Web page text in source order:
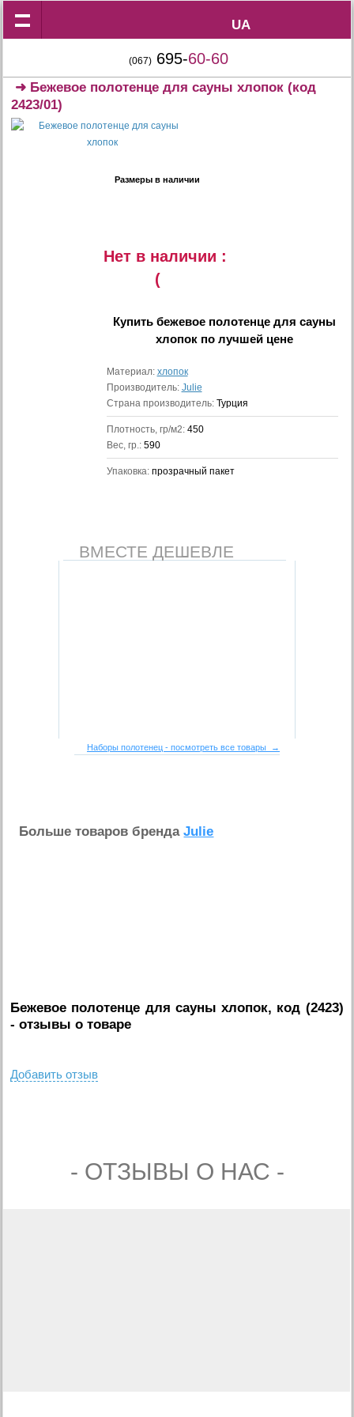
UA
UA
(067) 695-60-60
➜ Бежевое полотенце для сауны хлопок (код
2423/01)
Размеры в наличии
Нет в наличии :
(
Купить бежевое полотенце для сауны
хлопокпо лучшей цене
Материал: хлопок
Производитель: Julie
Страна производитель: Турция
Плотность, гр/м2: 450
Вес, гр.: 590
Упаковка: прозрачный пакет
ВМЕСТЕ ДЕШЕВЛЕ
Наборы полотенец - посмотреть все товары →
Больше товаров брендаJulie
Бежевое полотенце для сауны хлопок, код (2423)
- отзывы о товаре
Добавить отзыв
- ОТЗЫВЫ О НАС -